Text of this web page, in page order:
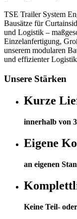
TSE Trailer System
Bausätze für
und Logistik –
Einzelanfertigung,
unserem modularen
und effizienter
Unsere Stärken
Kurze
innerhalb von
Eigene
an eigenen
Keine Teil-